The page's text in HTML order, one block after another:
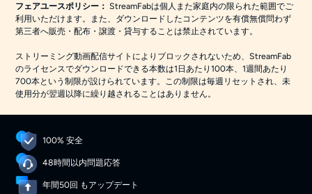
フェアユースポリシー： StreamFabは個人また家庭内の限られた範囲でご
利用いただけます。また、ダウンロードしたコンテンツを有償無償問わず
第三者へ販売・配布・譲渡・貸与することは禁止されています。
ストリーミング動画配信サイトによりブロックされないため、StreamFab
のライセンスでダウンロードできる本数は1日あたり100本、1週間あたり
700本という制限が設けられています。この制限は毎週リセットされ、未
使用分が翌週以降に繰り越されることはありません。
100% 安全
48時間以内問題応答
年間50回 もアップデート